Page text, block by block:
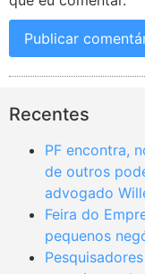
Recentes
PF encontra,
de outros
advogado
Feira do
pequenos